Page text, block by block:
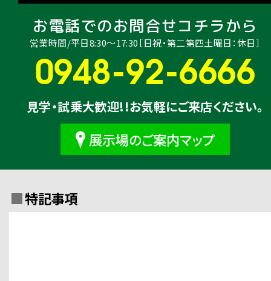
お電話でのお問合せコチラから
営業時間/平日8:30〜17:30［日祝・第二第四土曜日：休日］
0948-92-6666
見学・試乗大歓迎!!お気軽にご来店ください。
展示場のご案内マップ
特記事項